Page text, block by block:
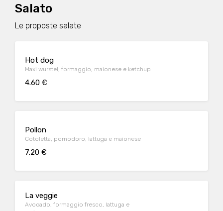
Salato
Le proposte salate
Hot dog
Maxi wurstel, formaggio, maionese e ketchup
4.60 €
Pollon
Cotoletta, pomodoro, lattuga e maionese
7.20 €
La veggie
Avocado, formaggio fresco, lattuga e